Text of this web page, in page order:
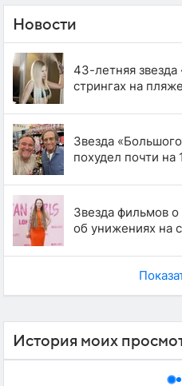
Новости
43-летняя звезда
стрингах на пляже
Звезда
похудел почти на
Звезда фильмов о
об унижениях на
История моих